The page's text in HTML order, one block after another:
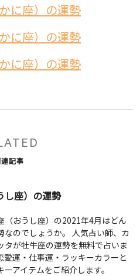
に座）の運勢
に座）の運勢
に座）の運勢
記事
し座）の運勢
（おうし座）の2021年4月はどん
なのでしょうか。 人気占い師、カ
タが牡牛座の運勢を無料で占いま
愛運・仕事運・ラッキーカラーと
ーアイテムをご紹介します。